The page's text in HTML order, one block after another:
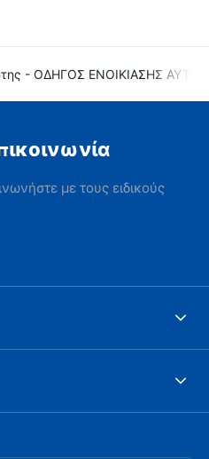
- ΟΔΗΓΟΣ ΕΝΟΙΚΙΑΣΗΣ
με τους ειδικούς